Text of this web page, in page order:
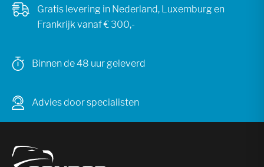
Gratis levering in Nederland, Luxemburg en
Frankrijk vanaf € 300,-
Binnen de 48 uur geleverd
Advies door specialisten